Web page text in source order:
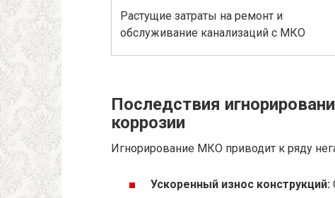
Растущие затраты на ремонт и
обслуживание канализаций с МКО
Последствия
коррозии
Игнорирование МКО приводит к ряду
Ускоренный износ конструкций: